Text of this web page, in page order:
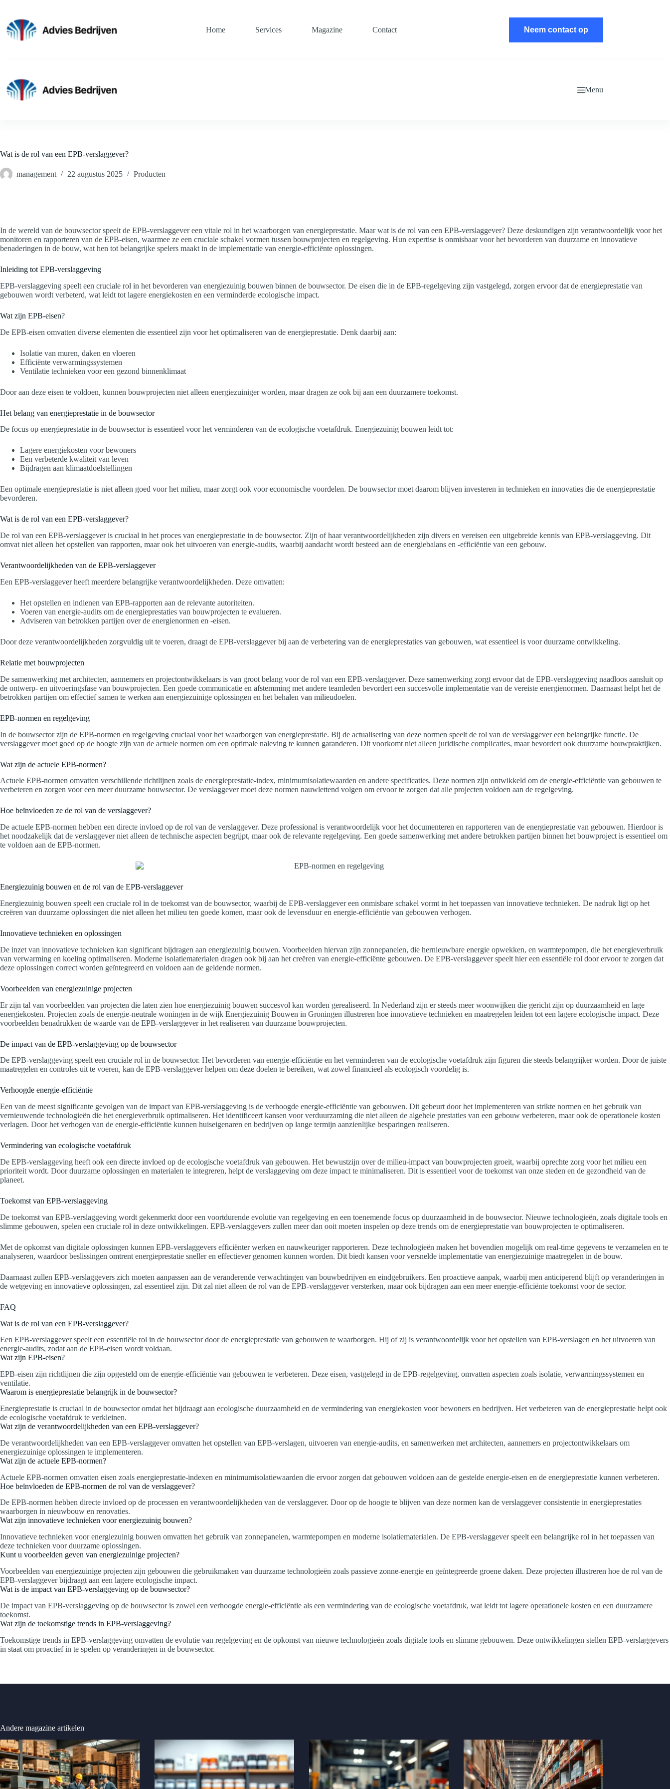
inhoud
Home Services Magazine Contact Neem contact op
Menu
Wat is de rol van een EPB-verslaggever?
management 22 augustus 2025 Producten
In de wereld van de bouwsector speelt de EPB-verslaggever een vitale rol in het waarborgen van energieprestatie. Maar wat is de rol van een EPB-verslaggever? Deze deskundigen zijn verantwoordelijk voor het
monitoren en rapporteren van de EPB-eisen, waarmee ze een cruciale schakel vormen tussen bouwprojecten en regelgeving. Hun expertise is onmisbaar voor het bevorderen van duurzame en innovatieve
benaderingen in de bouw, wat hen tot belangrijke spelers maakt in de implementatie van energie-efficiënte oplossingen.
Inleiding tot EPB-verslaggeving
EPB-verslaggeving speelt een cruciale rol in het bevorderen van energiezuinig bouwen binnen de bouwsector. De eisen die in de EPB-regelgeving zijn vastgelegd, zorgen ervoor dat de energieprestatie van
gebouwen wordt verbeterd, wat leidt tot lagere energiekosten en een verminderde ecologische impact.
Wat zijn EPB-eisen?
De EPB-eisen omvatten diverse elementen die essentieel zijn voor het optimaliseren van de energieprestatie. Denk daarbij aan:
Isolatie van muren, daken en vloeren
Efficiënte verwarmingssystemen
Ventilatie technieken voor een gezond binnenklimaat
Door aan deze eisen te voldoen, kunnen bouwprojecten niet alleen energiezuiniger worden, maar dragen ze ook bij aan een duurzamere toekomst.
Het belang van energieprestatie in de bouwsector
De focus op energieprestatie in de bouwsector is essentieel voor het verminderen van de ecologische voetafdruk. Energiezuinig bouwen leidt tot:
Lagere energiekosten voor bewoners
Een verbeterde kwaliteit van leven
Bijdragen aan klimaatdoelstellingen
Een optimale energieprestatie is niet alleen goed voor het milieu, maar zorgt ook voor economische voordelen. De bouwsector moet daarom blijven investeren in technieken en innovaties die de energieprestatie
bevorderen.
Wat is de rol van een EPB-verslaggever?
De rol van een EPB-verslaggever is cruciaal in het proces van energieprestatie in de bouwsector. Zijn of haar verantwoordelijkheden zijn divers en vereisen een uitgebreide kennis van EPB-verslaggeving. Dit
omvat niet alleen het opstellen van rapporten, maar ook het uitvoeren van energie-audits, waarbij aandacht wordt besteed aan de energiebalans en -efficiëntie van een gebouw.
Verantwoordelijkheden van de EPB-verslaggever
Een EPB-verslaggever heeft meerdere belangrijke verantwoordelijkheden. Deze omvatten:
Het opstellen en indienen van EPB-rapporten aan de relevante autoriteiten.
Voeren van energie-audits om de energieprestaties van bouwprojecten te evalueren.
Adviseren van betrokken partijen over de energienormen en -eisen.
Door deze verantwoordelijkheden zorgvuldig uit te voeren, draagt de EPB-verslaggever bij aan de verbetering van de energieprestaties van gebouwen, wat essentieel is voor duurzame ontwikkeling.
Relatie met bouwprojecten
De samenwerking met architecten, aannemers en projectontwikkelaars is van groot belang voor de rol van een EPB-verslaggever. Deze samenwerking zorgt ervoor dat de EPB-verslaggeving naadloos aansluit op
de ontwerp- en uitvoeringsfase van bouwprojecten. Een goede communicatie en afstemming met andere teamleden bevordert een succesvolle implementatie van de vereiste energienormen. Daarnaast helpt het de
betrokken partijen om effectief samen te werken aan energiezuinige oplossingen en het behalen van milieudoelen.
EPB-normen en regelgeving
In de bouwsector zijn de EPB-normen en regelgeving cruciaal voor het waarborgen van energieprestatie. Bij de actualisering van deze normen speelt de rol van de verslaggever een belangrijke functie. De
verslaggever moet goed op de hoogte zijn van de actuele normen om een optimale naleving te kunnen garanderen. Dit voorkomt niet alleen juridische complicaties, maar bevordert ook duurzame bouwpraktijken.
Wat zijn de actuele EPB-normen?
Actuele EPB-normen omvatten verschillende richtlijnen zoals de energieprestatie-index, minimumisolatiewaarden en andere specificaties. Deze normen zijn ontwikkeld om de energie-efficiëntie van gebouwen te
verbeteren en zorgen voor een meer duurzame bouwsector. De verslaggever moet deze normen nauwlettend volgen om ervoor te zorgen dat alle projecten voldoen aan de regelgeving.
Hoe beïnvloeden ze de rol van de verslaggever?
De actuele EPB-normen hebben een directe invloed op de rol van de verslaggever. Deze professional is verantwoordelijk voor het documenteren en rapporteren van de energieprestatie van gebouwen. Hierdoor is
het noodzakelijk dat de verslaggever niet alleen de technische aspecten begrijpt, maar ook de relevante regelgeving. Een goede samenwerking met andere betrokken partijen binnen het bouwproject is essentieel om
te voldoen aan de EPB-normen.
Energiezuinig bouwen en de rol van de EPB-verslaggever
Energiezuinig bouwen speelt een cruciale rol in de toekomst van de bouwsector, waarbij de EPB-verslaggever een onmisbare schakel vormt in het toepassen van innovatieve technieken. De nadruk ligt op het
creëren van duurzame oplossingen die niet alleen het milieu ten goede komen, maar ook de levensduur en energie-efficiëntie van gebouwen verhogen.
Innovatieve technieken en oplossingen
De inzet van innovatieve technieken kan significant bijdragen aan energiezuinig bouwen. Voorbeelden hiervan zijn zonnepanelen, die hernieuwbare energie opwekken, en warmtepompen, die het energieverbruik
van verwarming en koeling optimaliseren. Moderne isolatiematerialen dragen ook bij aan het creëren van energie-efficiënte gebouwen. De EPB-verslaggever speelt hier een essentiële rol door ervoor te zorgen dat
deze oplossingen correct worden geïntegreerd en voldoen aan de geldende normen.
Voorbeelden van energiezuinige projecten
Er zijn tal van voorbeelden van projecten die laten zien hoe energiezuinig bouwen succesvol kan worden gerealiseerd. In Nederland zijn er steeds meer woonwijken die gericht zijn op duurzaamheid en lage
energiekosten. Projecten zoals de energie-neutrale woningen in de wijk Energiezuinig Bouwen in Groningen illustreren hoe innovatieve technieken en maatregelen leiden tot een lagere ecologische impact. Deze
voorbeelden benadrukken de waarde van de EPB-verslaggever in het realiseren van duurzame bouwprojecten.
De impact van de EPB-verslaggeving op de bouwsector
De EPB-verslaggeving speelt een cruciale rol in de bouwsector. Het bevorderen van energie-efficiëntie en het verminderen van de ecologische voetafdruk zijn figuren die steeds belangrijker worden. Door de juiste
maatregelen en controles uit te voeren, kan de EPB-verslaggever helpen om deze doelen te bereiken, wat zowel financieel als ecologisch voordelig is.
Verhoogde energie-efficiëntie
Een van de meest significante gevolgen van de impact van EPB-verslaggeving is de verhoogde energie-efficiëntie van gebouwen. Dit gebeurt door het implementeren van strikte normen en het gebruik van
vernieuwende technologieën die het energieverbruik optimaliseren. Het identificeert kansen voor verduurzaming die niet alleen de algehele prestaties van een gebouw verbeteren, maar ook de operationele kosten
verlagen. Door het verhogen van de energie-efficiëntie kunnen huiseigenaren en bedrijven op lange termijn aanzienlijke besparingen realiseren.
Vermindering van ecologische voetafdruk
De EPB-verslaggeving heeft ook een directe invloed op de ecologische voetafdruk van gebouwen. Het bewustzijn over de milieu-impact van bouwprojecten groeit, waarbij oprechte zorg voor het milieu een
prioriteit wordt. Door duurzame oplossingen en materialen te integreren, helpt de verslaggeving om deze impact te minimaliseren. Dit is essentieel voor de toekomst van onze steden en de gezondheid van de
planeet.
Toekomst van EPB-verslaggeving
De toekomst van EPB-verslaggeving wordt gekenmerkt door een voortdurende evolutie van regelgeving en een toenemende focus op duurzaamheid in de bouwsector. Nieuwe technologieën, zoals digitale tools en
slimme gebouwen, spelen een cruciale rol in deze ontwikkelingen. EPB-verslaggevers zullen meer dan ooit moeten inspelen op deze trends om de energieprestatie van bouwprojecten te optimaliseren.
Met de opkomst van digitale oplossingen kunnen EPB-verslaggevers efficiënter werken en nauwkeuriger rapporteren. Deze technologieën maken het bovendien mogelijk om real-time gegevens te verzamelen en te
analyseren, waardoor beslissingen omtrent energieprestatie sneller en effectiever genomen kunnen worden. Dit biedt kansen voor versnelde implementatie van energiezuinige maatregelen in de bouw.
Daarnaast zullen EPB-verslaggevers zich moeten aanpassen aan de veranderende verwachtingen van bouwbedrijven en eindgebruikers. Een proactieve aanpak, waarbij men anticiperend blijft op veranderingen in
de wetgeving en innovatieve oplossingen, zal essentieel zijn. Dit zal niet alleen de rol van de EPB-verslaggever versterken, maar ook bijdragen aan een meer energie-efficiënte toekomst voor de sector.
FAQ
Wat is de rol van een EPB-verslaggever?
Een EPB-verslaggever speelt een essentiële rol in de bouwsector door de energieprestatie van gebouwen te waarborgen. Hij of zij is verantwoordelijk voor het opstellen van EPB-verslagen en het uitvoeren van
energie-audits, zodat aan de EPB-eisen wordt voldaan.
Wat zijn EPB-eisen?
EPB-eisen zijn richtlijnen die zijn opgesteld om de energie-efficiëntie van gebouwen te verbeteren. Deze eisen, vastgelegd in de EPB-regelgeving, omvatten aspecten zoals isolatie, verwarmingssystemen en
ventilatie.
Waarom is energieprestatie belangrijk in de bouwsector?
Energieprestatie is cruciaal in de bouwsector omdat het bijdraagt aan ecologische duurzaamheid en de vermindering van energiekosten voor bewoners en bedrijven. Het verbeteren van de energieprestatie helpt ook
de ecologische voetafdruk te verkleinen.
Wat zijn de verantwoordelijkheden van een EPB-verslaggever?
De verantwoordelijkheden van een EPB-verslaggever omvatten het opstellen van EPB-verslagen, uitvoeren van energie-audits, en samenwerken met architecten, aannemers en projectontwikkelaars om
energiezuinige oplossingen te implementeren.
Wat zijn de actuele EPB-normen?
Actuele EPB-normen omvatten eisen zoals energieprestatie-indexen en minimumisolatiewaarden die ervoor zorgen dat gebouwen voldoen aan de gestelde energie-eisen en de energieprestatie kunnen verbeteren.
Hoe beïnvloeden de EPB-normen de rol van de verslaggever?
De EPB-normen hebben directe invloed op de processen en verantwoordelijkheden van de verslaggever. Door op de hoogte te blijven van deze normen kan de verslaggever consistentie in energieprestaties
waarborgen in nieuwbouw en renovaties.
Wat zijn innovatieve technieken voor energiezuinig bouwen?
Innovatieve technieken voor energiezuinig bouwen omvatten het gebruik van zonnepanelen, warmtepompen en moderne isolatiematerialen. De EPB-verslaggever speelt een belangrijke rol in het toepassen van
deze technieken voor duurzame oplossingen.
Kunt u voorbeelden geven van energiezuinige projecten?
Voorbeelden van energiezuinige projecten zijn gebouwen die gebruikmaken van duurzame technologieën zoals passieve zonne-energie en geïntegreerde groene daken. Deze projecten illustreren hoe de rol van de
EPB-verslaggever bijdraagt aan een lagere ecologische impact.
Wat is de impact van EPB-verslaggeving op de bouwsector?
De impact van EPB-verslaggeving op de bouwsector is zowel een verhoogde energie-efficiëntie als een vermindering van de ecologische voetafdruk, wat leidt tot lagere operationele kosten en een duurzamere
toekomst.
Wat zijn de toekomstige trends in EPB-verslaggeving?
Toekomstige trends in EPB-verslaggeving omvatten de evolutie van regelgeving en de opkomst van nieuwe technologieën zoals digitale tools en slimme gebouwen. Deze ontwikkelingen stellen EPB-verslaggevers
in staat om proactief in te spelen op veranderingen in de bouwsector.
Andere magazine artikelen